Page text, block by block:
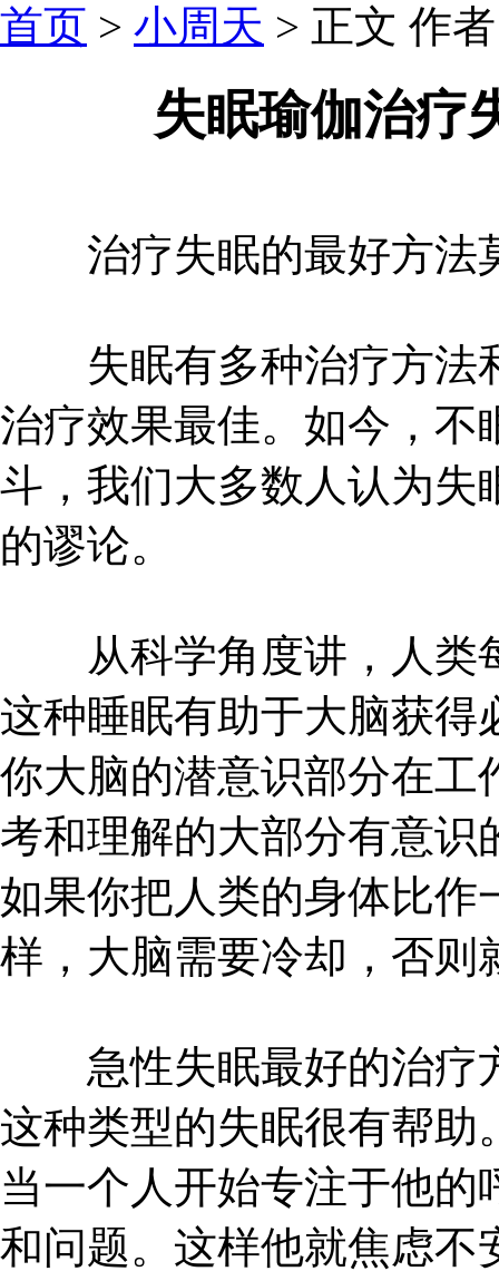
首页 > 小周天 > 正文 作
失眠瑜伽治疗
治疗失眠的最好方法
失眠有多种治疗方法
治疗效果最佳。如今，不
斗，我们大多数人认为失
的谬论。
从科学角度讲，人类
这种睡眠有助于大脑获得
你大脑的潜意识部分在工
考和理解的大部分有意识
如果你把人类的身体比作
样，大脑需要冷却，否则
急性失眠最好的治疗
这种类型的失眠很有帮助
当一个人开始专注于他
和问题。这样他就焦虑不